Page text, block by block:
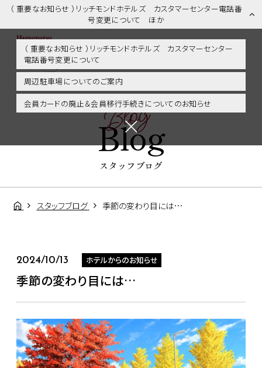
（ 重要なお知らせ ）リッチモンドホテルズ カスタマーセンター電話番
号変更について ほか
（ 重要なお知らせ ）リッチモンドホテルズ カスタマーセンター
電話番号変更について
周辺駐車場についてのご案内
会員カードの廃止＆会員移行手続きについてのお知らせ
スタッフブログ | 浜松市内・掛川・静岡エリアに好アクセス！リッチモ
ンドホテル浜松
Blog
Blog
スタッフブログ
スタッフブログ 季節の変わり目には…
2024/10/13 ホテルからのお知らせ
季節の変わり目には…